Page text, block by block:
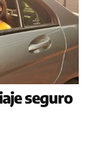
seguro